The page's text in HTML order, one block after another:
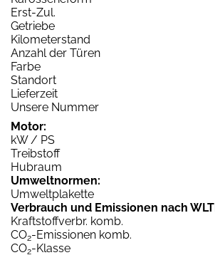
Erst-Zul.
Getriebe
Kilometerstand
Anzahl der Türen
Farbe
Standort
Lieferzeit
Unsere Nummer
Motor:
kW / PS
Treibstoff
Hubraum
Umweltnormen:
Umweltplakette
Verbrauch und Emissionen nach
Kraftstoffverbr. komb.
CO2-Emissionen komb.
CO2-Klasse